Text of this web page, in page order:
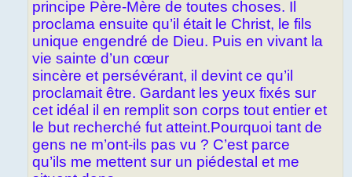
principe Père-Mère de toutes choses. Il
proclama ensuite qu’il était le Christ, le fils
unique engendré de Dieu. Puis en vivant la
vie sainte d’un cœur
sincère et persévérant, il devint ce qu’il
proclamait être. Gardant les yeux fixés sur
cet idéal il en remplit son corps tout entier et
le but recherché fut atteint.Pourquoi tant de
gens ne m’ont-ils pas vu ? C’est parce
qu’ils me mettent sur un piédestal et me